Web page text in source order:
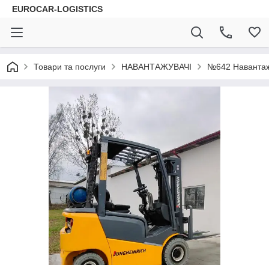
EUROCAR-LOGISTICS
Товари та послуги НАВАНТАЖУВАЧІ №642